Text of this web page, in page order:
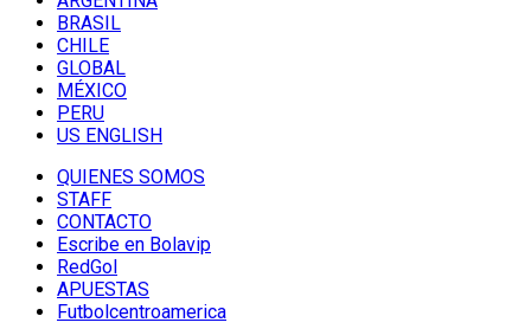
BRASIL
CHILE
GLOBAL
MÉXICO
PERU
US ENGLISH
QUIENES SOMOS
STAFF
CONTACTO
Escribe en Bolavip
RedGol
APUESTAS
Futbolcentroamerica